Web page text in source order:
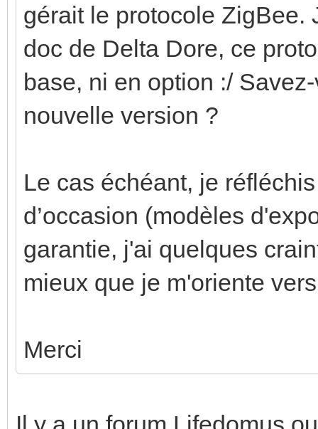
gérait le protocole ZigBee.
doc de Delta Dore, ce
base, ni en option :/
nouvelle version ?
Le cas échéant, je
d’occasion (modèles
garantie, j'ai quelques
mieux que je m'oriente
Merci